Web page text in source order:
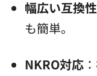
幅広い互換性
も簡単。
NKRO対応